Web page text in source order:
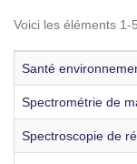
Voici les éléments 1-5
Santé
Spectrométrie de
Spectroscopie de